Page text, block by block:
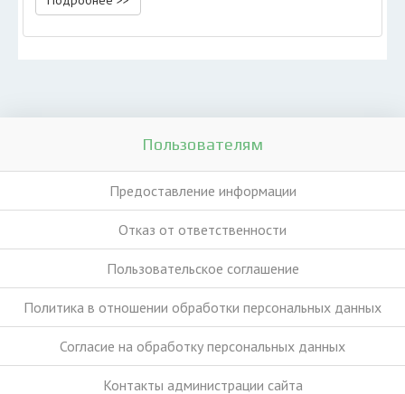
Пользователям
Предоставление информации
Отказ от ответственности
Пользовательское соглашение
Политика в отношении обработки персональных данных
Согласие на обработку персональных данных
Контакты администрации сайта